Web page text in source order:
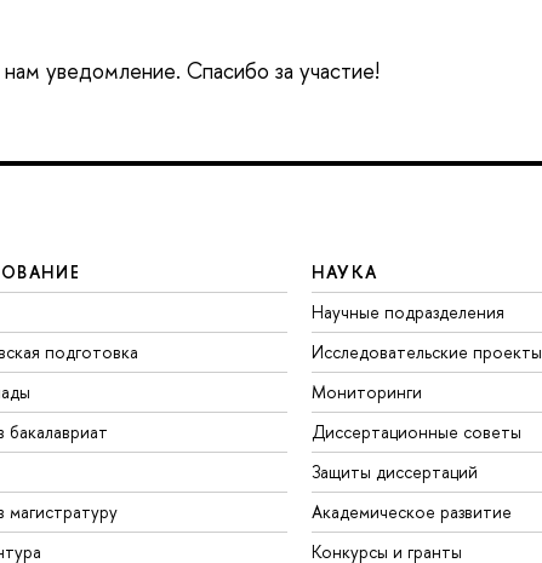
уведомление. Спасибо за участие!
подготовка
НАУКА
Научные подразделения
Исследовательские проекты
Мониторинги
Диссертационные советы
Защиты диссертаций
Академическое развитие
Конкурсы и гранты